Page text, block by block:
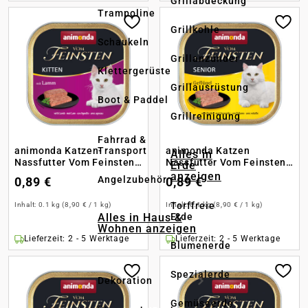
Trampoline
Schaukeln
Klettergerüste
Boot & Paddel
Fahrrad &
Transport
Angelzubehör
Alles in Haus &
Wohnen anzeigen
Dekoration
Grillkohle
Grillanzünder
Grillausrüstung
Grillreinigung
Alles in
Erde
anzeigen
Torffreie
Erde
Blumenerde
Spezialerde
Gemüseerde
animonda Katzen-
Nassfutter Vom Feinsten
0,89 €
Inhalt: 0.1 kg(8,90 € / 1 kg)
Lieferzeit: 2 - 5 Werktage
animonda Katzen
Nassfutter Vom Feinsten
Senior mit Geflügel
0,89 €
Inhalt:0.1 kg(8,90 € / 1 kg)
Lieferzeit: 2 - 5 Werktage